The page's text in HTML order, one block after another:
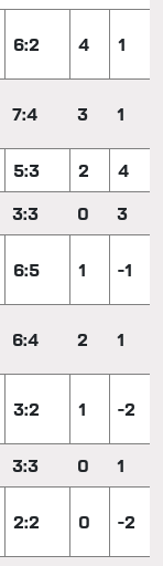
6:2 4 1
7:4 3 1
5:3 2
4
3:3 0 3
6:5 1 -1
6:4 2 1
3:2 1 -2
3:3 0 1
2:2 0 -2